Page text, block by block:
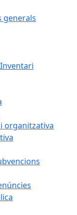
generals
organitzativa